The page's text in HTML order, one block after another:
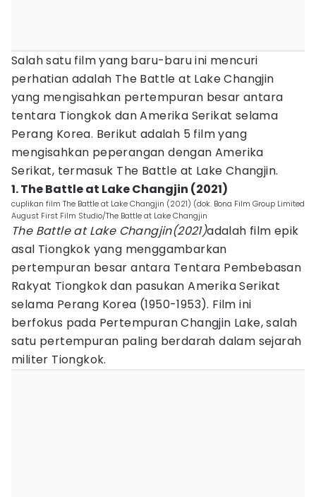
Salah satu film yang baru-baru ini mencuri
perhatian adalah The Battle at Lake Changjin
yang mengisahkan pertempuran besar antara
tentara Tiongkok dan Amerika Serikat selama
Perang Korea. Berikut adalah 5 film yang
mengisahkan peperangan dengan Amerika
Serikat, termasuk The Battle at Lake Changjin.
1. The Battle at Lake Changjin (2021)
cuplikan film The Battle at Lake Changjin (2021) (dok. Bona Film Group Limited
August First Film Studio/The Battle at Lake Changjin
The Battle at Lake Changjin(2021)adalah film epik
asal Tiongkok yang menggambarkan
pertempuran besar antara Tentara Pembebasan
Rakyat Tiongkok dan pasukan Amerika Serikat
selama Perang Korea (1950-1953). Film ini
berfokus pada Pertempuran Changjin Lake, salah
satu pertempuran paling berdarah dalam sejarah
militer Tiongkok.